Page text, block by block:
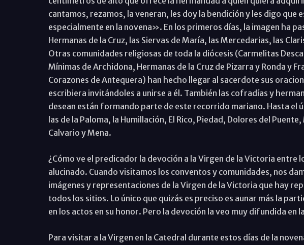
cantamos, rezamos, la veneran, les doy la bendición y les digo que
especialmente en la novena». En los primeros días, la imagen ha
Hermanas de la Cruz, las Siervas de María, las Mercedarias, las
Otras comunidades religiosas de toda la diócesis (Carmelitas
Mínimas de Archidona, Hermanas de la Cruz de Pizarra y Ronda y
Corazones de Antequera) han hecho llegar al sacerdote sus
escribiera invitándoles a unirse a él. También las cofradías y
desean están formando parte de este recorrido mariano. Hasta el
las de la Paloma, la Humillación, El Rico, Piedad, Dolores del
Calvario y Mena.
¿Cómo ve el predicador la devoción a la Virgen de la Victoria entre
alucinado. Cuando visitamos los conventos y comunidades, nos
imágenes y representaciones de la Virgen de la Victoria que hay
todos los sitios. Lo único que quizás es preciso es aunar más la
en los actos en su honor. Pero la devoción la veo muy difundida en
Para visitar a la Virgen en la Catedral durante estos días de la